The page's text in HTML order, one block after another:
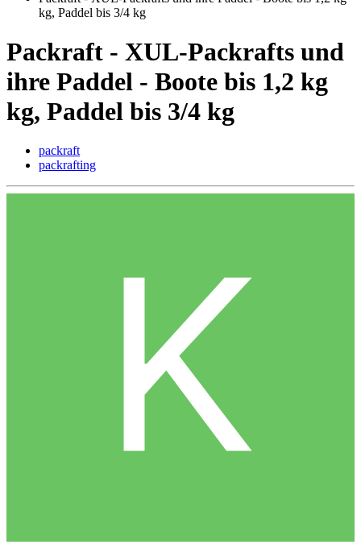
kg, Paddel bis 3/4 kg
Packraft - XUL-Packrafts und
ihre Paddel - Boote bis 1,2 kg
kg, Paddel bis 3/4 kg
packraft
packrafting